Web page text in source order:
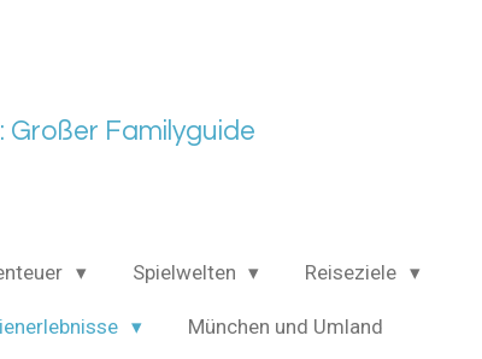
Familyguide
Spielwelten Reiseziele
München und Umland